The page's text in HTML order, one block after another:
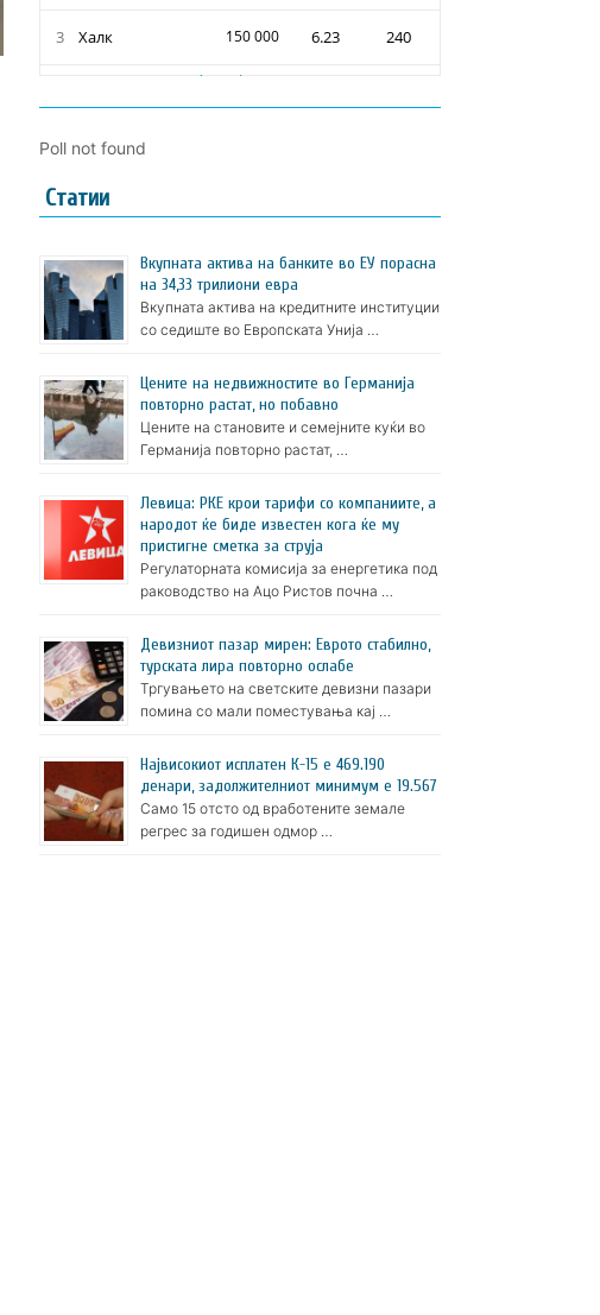
Poll not found
Статии
Вкупната актива на банките во ЕУ порасна
на 34,33 трилиони евра
Вкупната актива на кредитните институции
со седиште во Европската Унија …
Цените на недвижностите во Германија
повторно растат, но побавно
Цените на становите и семејните куќи во
Германија повторно растат, …
Левица: РКЕ крои тарифи со компаниите, а
народот ќе биде известен кога ќе му
пристигне сметка за струја
Регулаторната комисија за енергетика под
раководство на Ацо Ристов почна …
Девизниот пазар мирен: Еврото стабилно,
турската лира повторно ослабе
Тргувањето на светските девизни пазари
помина со мали поместувања кај …
Највисокиот исплатен К-15 е 469.190
денари, задолжителниот минимум е 19.567
Само 15 отсто од вработените земале
регрес за годишен одмор …